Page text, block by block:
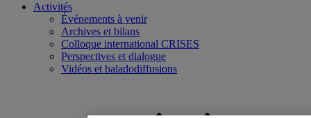
Activités
Événements à venir
Archives et bilans
Colloque international CRISES
Perspectives et dialogue
Vidéos et baladodiffusions